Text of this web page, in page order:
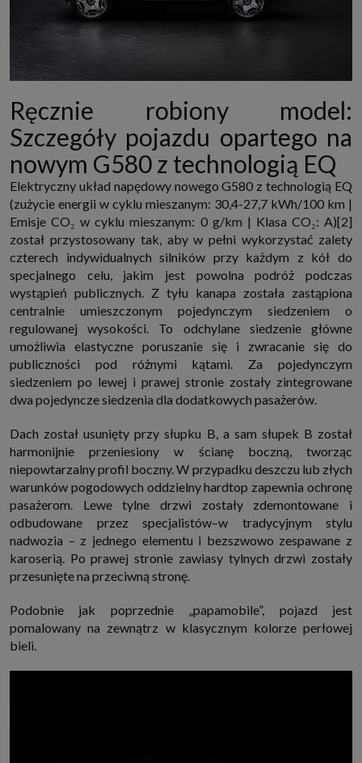
Ręcznie robiony model:
Szczegóły pojazdu opartego na
nowym G580 z technologią EQ
Elektryczny układ napędowy nowego G580 z technologią EQ
(zużycie energii w cyklu mieszanym: 30,4-27,7 kWh/100 km |
Emisje CO₂ w cyklu mieszanym: 0 g/km | Klasa CO₂: A)[2]
został przystosowany tak, aby w pełni wykorzystać zalety
czterech indywidualnych silników przy każdym z kół do
specjalnego celu, jakim jest powolna podróż podczas
wystąpień publicznych. Z tyłu kanapa została zastąpiona
centralnie umieszczonym pojedynczym siedzeniem o
regulowanej wysokości. To odchylane siedzenie główne
umożliwia elastyczne poruszanie się i zwracanie się do
publiczności pod różnymi kątami. Za pojedynczym
siedzeniem po lewej i prawej stronie zostały zintegrowane
dwa pojedyncze siedzenia dla dodatkowych pasażerów.
Dach został usunięty przy słupku B, a sam słupek B został
harmonijnie przeniesiony w ścianę boczną, tworząc
niepowtarzalny profil boczny. W przypadku deszczu lub złych
warunków pogodowych oddzielny hardtop zapewnia ochronę
pasażerom. Lewe tylne drzwi zostały zdemontowane i
odbudowane przez specjalistów–w tradycyjnym stylu
nadwozia – z jednego elementu i bezszwowo zespawane z
karoserią. Po prawej stronie zawiasy tylnych drzwi zostały
przesunięte na przeciwną stronę.
Podobnie jak poprzednie „papamobile”, pojazd jest
pomalowany na zewnątrz w klasycznym kolorze perłowej
bieli.